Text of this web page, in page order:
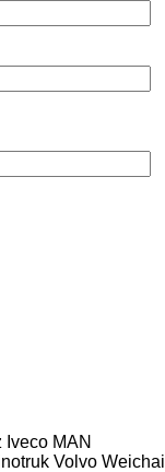
Iveco MAN
Volvo Weichai